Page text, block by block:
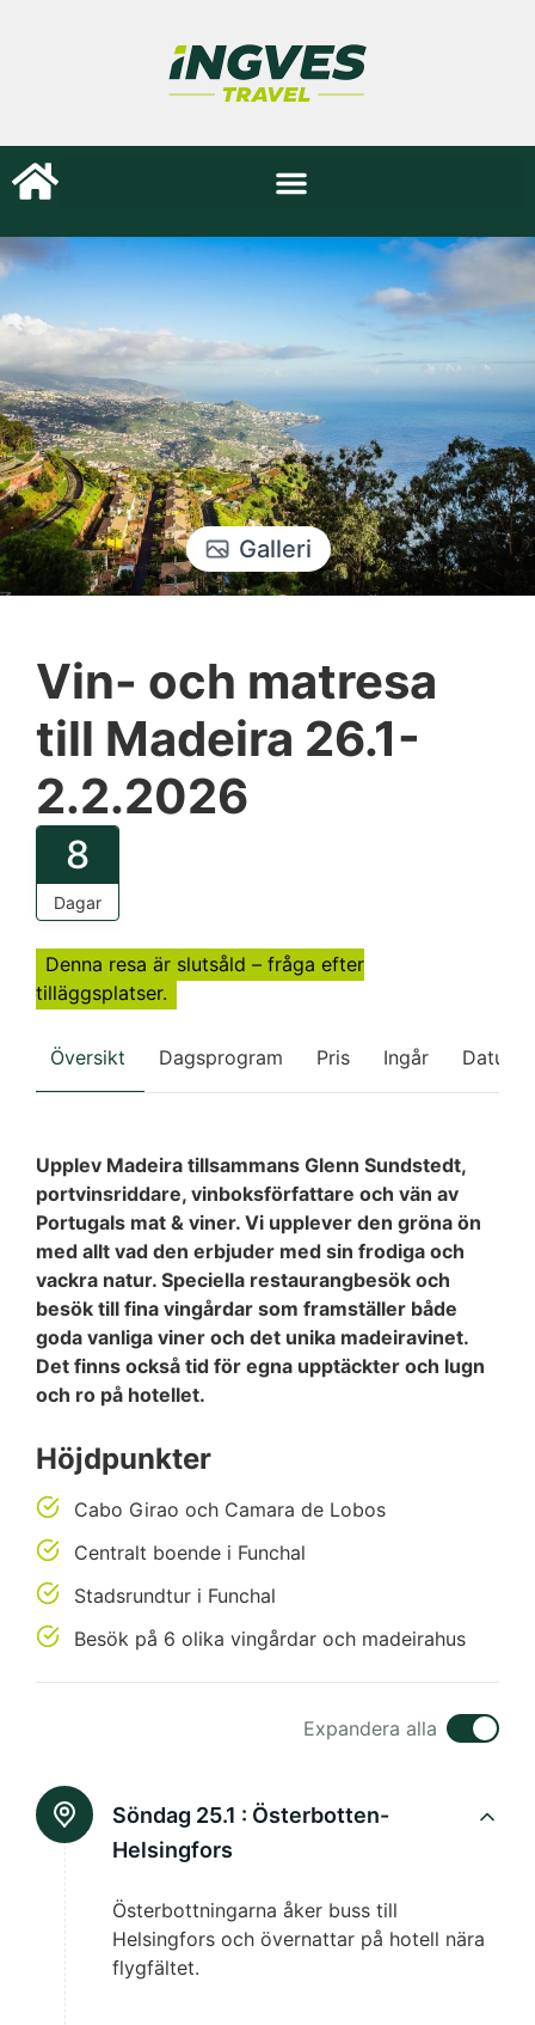
Galleri
Vin- och matresa
till Madeira 26.1-
2.2.2026
8
Dagar
Denna resa är slutsåld – fråga efter
tilläggsplatser.
Översikt Dagsprogram Pris Ingår Datum
Upplev Madeira tillsammans Glenn Sundstedt,
portvinsriddare, vinboksförfattare och vän av
Portugals mat & viner. Vi upplever den gröna ön
med allt vad den erbjuder med sin frodiga och
vackra natur. Speciella restaurangbesök och
besök till fina vingårdar som framställer både
goda vanliga viner och det unika madeiravinet.
Det finns också tid för egna upptäckter och lugn
och ro på hotellet.
Höjdpunkter
Cabo Girao och Camara de Lobos
Centralt boende i Funchal
Stadsrundtur i Funchal
Besök på 6 olika vingårdar och madeirahus
Expandera alla
Söndag 25.1 : Österbotten-
Helsingfors
Österbottningarna åker buss till
Helsingfors och övernattar på hotell nära
flygfältet.